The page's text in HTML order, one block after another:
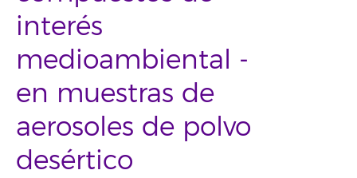
interés
medioambiental -
en muestras de
aerosoles de polvo
desértico